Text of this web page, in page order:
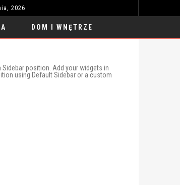
2026
DOM I WNĘTRZE
Sidebar position. Add your widgets in
using Default Sidebar or a custom